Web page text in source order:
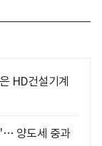
HD건설기계
양도세 중과